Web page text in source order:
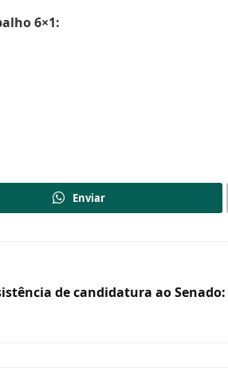
6×1:
Enviar
de candidatura ao Senado: